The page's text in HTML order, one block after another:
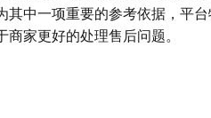
其中一项重要的参考依据，平
家更好的处理售后问题。